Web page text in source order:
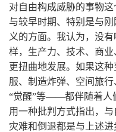
对自由构成威胁的事物
与较早时期、特别是与
义的方面。我认为，没
样，生产力、技术、商业
更扭曲地发展。如果这
服、制造炸弹、空间旅
“觉醒”等——都伴随着人
用一种批判方式指出，
灾难和倒退都是与上述